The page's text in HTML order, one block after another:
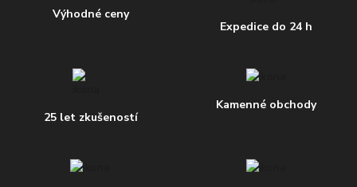
Výhodné ceny
Expedice do 24 h
25 let zkušeností
Kamenné obchody